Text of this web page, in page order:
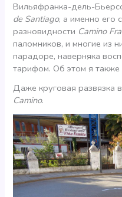
Вильяфранка-дель-
de Santiago, а именно его
разновидности Camino
паломников, и многие из
парадоре, наверняка
тарифом. Об этом я также
Даже круговая развязка
Camino.